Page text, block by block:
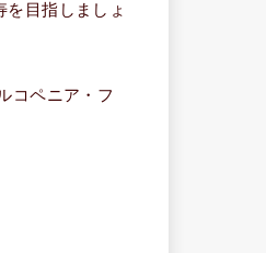
目指しましょ
コペニア・フ